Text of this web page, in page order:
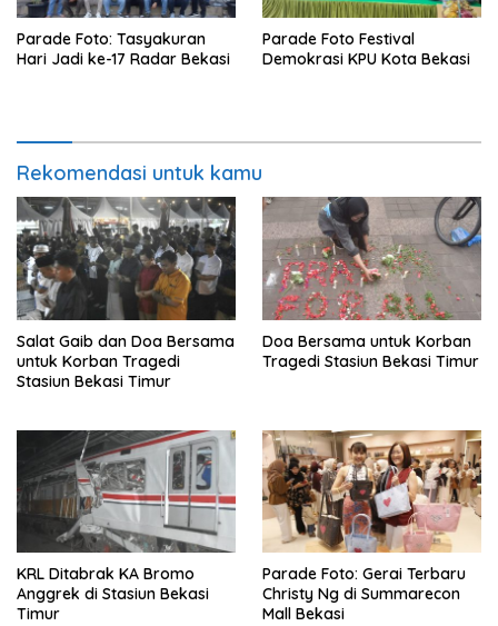
Parade Foto: Tasyakuran
Hari Jadi ke-17 Radar Bekasi
Parade Foto Festival
Demokrasi KPU Kota Bekasi
Rekomendasi untuk kamu
Salat Gaib dan Doa Bersama
untuk Korban Tragedi
Stasiun Bekasi Timur
Doa Bersama untuk Korban
Tragedi Stasiun Bekasi Timur
KRL Ditabrak KA Bromo
Anggrek di Stasiun Bekasi
Timur
Parade Foto: Gerai Terbaru
Christy Ng di Summarecon
Mall Bekasi